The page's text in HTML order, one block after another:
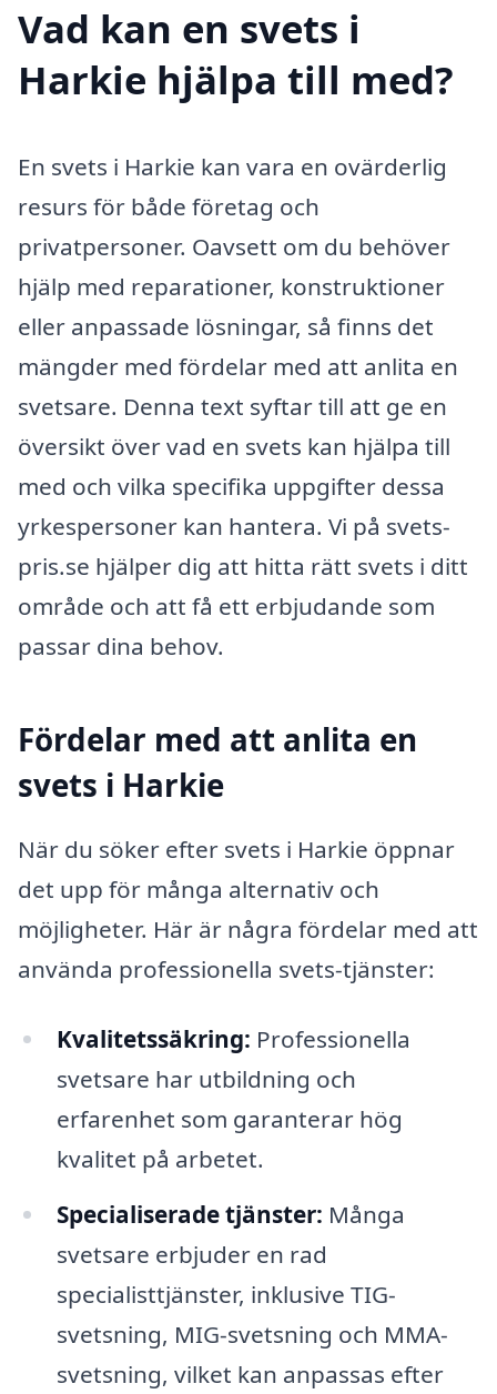
Vad kan en svets i
Harkie hjälpa till med?
En svets i Harkie kan vara en ovärderlig
resurs för både företag och
privatpersoner. Oavsett om du behöver
hjälp med reparationer, konstruktioner
eller anpassade lösningar, så finns det
mängder med fördelar med att anlita en
svetsare. Denna text syftar till att ge en
översikt över vad en svets kan hjälpa till
med och vilka specifika uppgifter dessa
yrkespersoner kan hantera. Vi på svets-
pris.se hjälper dig att hitta rätt svets i ditt
område och att få ett erbjudande som
passar dina behov.
Fördelar med att anlita en
svets i Harkie
När du söker efter svets i Harkie öppnar
det upp för många alternativ och
möjligheter. Här är några fördelar med att
använda professionella svets-tjänster:
Kvalitetssäkring: Professionella
svetsare har utbildning och
erfarenhet som garanterar hög
kvalitet på arbetet.
Specialiserade tjänster: Många
svetsare erbjuder en rad
specialisttjänster, inklusive TIG-
svetsning, MIG-svetsning och MMA-
svetsning, vilket kan anpassas efter